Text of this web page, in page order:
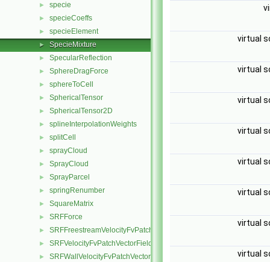
► specie
► specieCoeffs
► specieElement
► SpecieMixture
► SpecularReflection
► SphereDragForce
► sphereToCell
► SphericalTensor
► SphericalTensor2D
► splineInterpolationWeights
► splitCell
► sprayCloud
► SprayCloud
► SprayParcel
► springRenumber
► SquareMatrix
► SRFForce
► SRFFreestreamVelocityFvPatchVectorField
► SRFVelocityFvPatchVectorField
► SRFWallVelocityFvPatchVectorField
virtual
virtual
virtual
virtual
virtual
virtual
virtual
virtual